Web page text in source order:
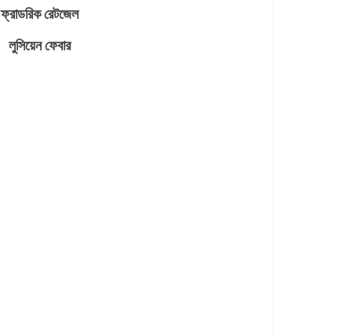
ফ্রাডরিক রেটজেল
লুসিয়েন ফেবার